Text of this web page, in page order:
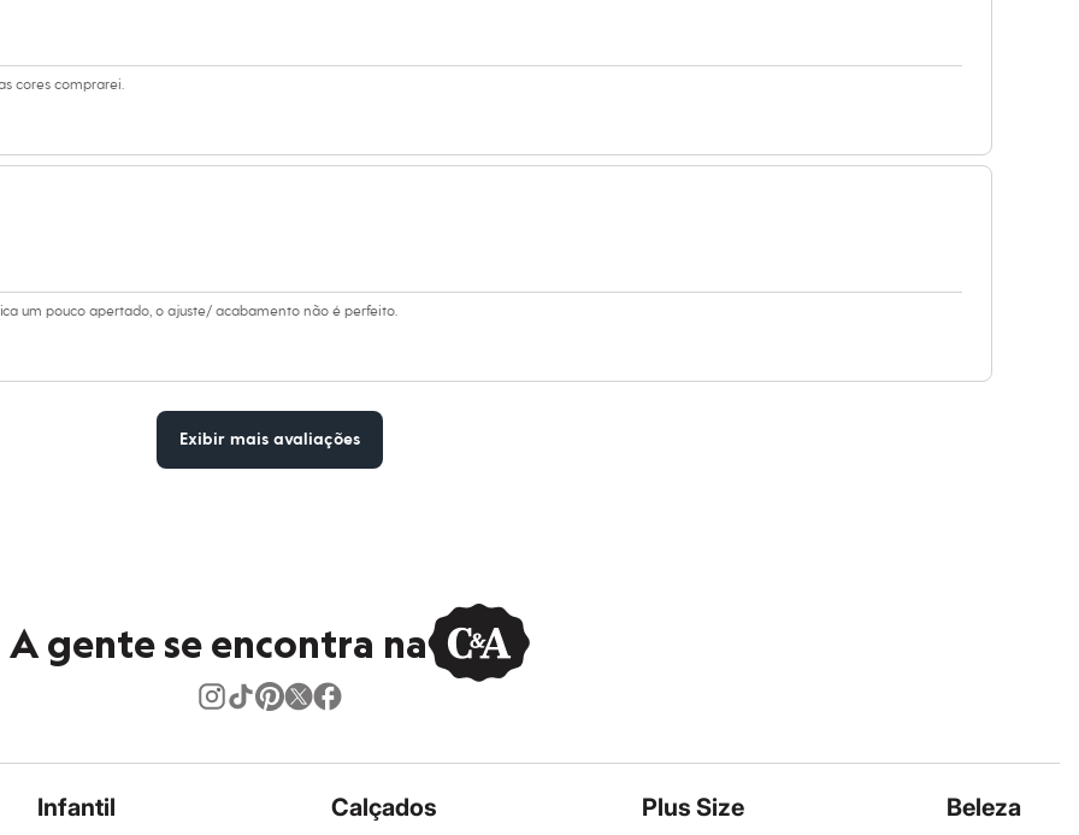
cores comprarei.
um pouco apertado, o ajuste/ acabamento não é perfeito.
Exibir mais avaliações
A gente se encontra na
Infantil Calçados Plus Size Beleza